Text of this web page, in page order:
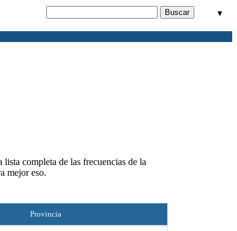
▼
completa de las frecuencias de la
mejor eso.
Provincia